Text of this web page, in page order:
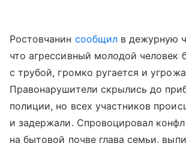
Ростовчанин сообщилв дежурную
что агрессивный молодой человек
с трубой, громко ругается и
Правонарушители скрылись до
полиции, но всех участников
и задержали. Спровоцировал
на бытовой почве глава семьи,